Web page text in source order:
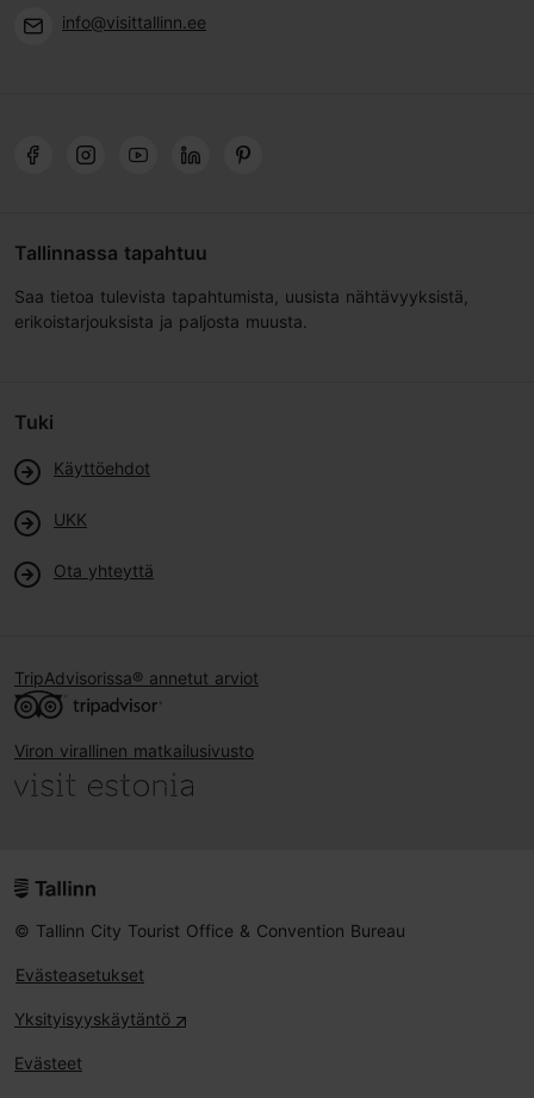
info@visittallinn.ee
Tallinnassa tapahtuu
Saa tietoa tulevista tapahtumista, uusista nähtävyyksistä,
erikoistarjouksista ja paljosta muusta.
Tuki
Käyttöehdot
UKK
Ota yhteyttä
TripAdvisorissa® annetut arviot
Viron virallinen matkailusivusto
© Tallinn City Tourist Office & Convention Bureau
Evästeasetukset
Yksityisyyskäytäntö
Evästeet